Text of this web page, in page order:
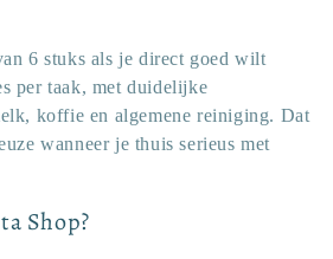
6 stuks als je direct goed wilt
per taak, met duidelijke
koffie en algemene reiniging. Dat
wanneer je thuis serieus met
Shop?